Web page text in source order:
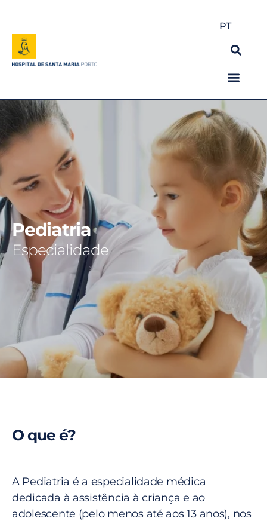
PT
Pediatria
Especialidade
O que é?
A Pediatria é a especialidade médica
dedicada à assistência à criança e ao
adolescente (pelo menos até aos 13 anos), nos